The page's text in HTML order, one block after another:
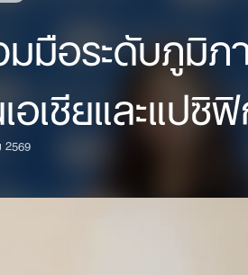
มือระดับภูมิ
เชียและแปซิ